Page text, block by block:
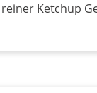
reiner Ketchup